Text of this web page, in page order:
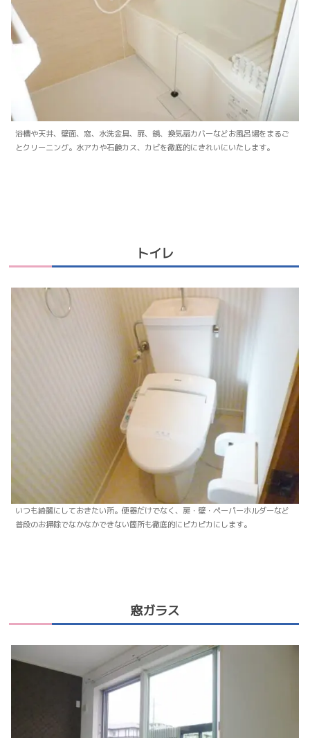
浴槽や天井、壁面、窓、水洗金具、扉、鏡、換気扇カバーなどお風呂場をまるご
とクリーニング。水アカや石鹸カス、カビを徹底的にきれいにいたします。
トイレ
いつも綺麗にしておきたい所。便器だけでなく、扉・壁・ペーパーホルダーなど
普段のお掃除でなかなかできない箇所も徹底的にピカピカにします。
窓ガラス